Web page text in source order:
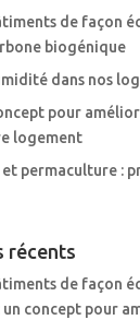
de façon
biogénique
dans nos
pour
logement
permaculture :
récents
de façon
un concept pour